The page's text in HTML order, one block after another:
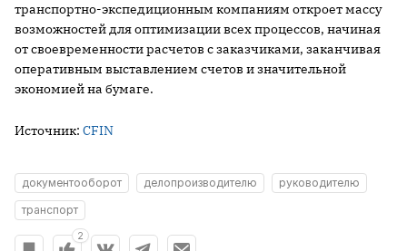
транспортно-экспедиционным компаниям откроет массу
возможностей для оптимизации всех процессов, начиная
от своевременности расчетов с заказчиками, заканчивая
оперативным выставлением счетов и значительной
экономией на бумаге.
Источник: CFIN
документооборот делопроизводителю
руководителю
транспорт
2